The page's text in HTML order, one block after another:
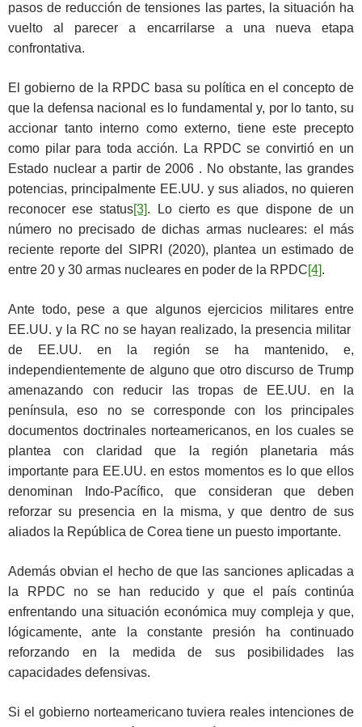
pasos de reducción de tensiones las partes, la situación ha
vuelto al parecer a encarrilarse a una nueva etapa
confrontativa.
El gobierno de la RPDC basa su política en el concepto de
que la defensa nacional es lo fundamental y, por lo tanto, su
accionar tanto interno como externo, tiene este precepto
como pilar para toda acción. La RPDC se convirtió en un
Estado nuclear a partir de 2006 . No obstante, las grandes
potencias, principalmente EE.UU. y sus aliados, no quieren
reconocer ese status[3]. Lo cierto es que dispone de un
número no precisado de dichas armas nucleares: el más
reciente reporte del SIPRI (2020), plantea un estimado de
entre 20 y 30 armas nucleares en poder de la RPDC[4].
Ante todo, pese a que algunos ejercicios militares entre
EE.UU. y la RC no se hayan realizado, la presencia militar
de EE.UU. en la región se ha mantenido, e,
independientemente de alguno que otro discurso de Trump
amenazando con reducir las tropas de EE.UU. en la
península, eso no se corresponde con los principales
documentos doctrinales norteamericanos, en los cuales se
plantea con claridad que la región planetaria más
importante para EE.UU. en estos momentos es lo que ellos
denominan Indo-Pacífico, que consideran que deben
reforzar su presencia en la misma, y que dentro de sus
aliados la República de Corea tiene un puesto importante.
Además obvian el hecho de que las sanciones aplicadas a
la RPDC no se han reducido y que el país continúa
enfrentando una situación económica muy compleja y que,
lógicamente, ante la constante presión ha continuado
reforzando en la medida de sus posibilidades las
capacidades defensivas.
Si el gobierno norteamericano tuviera reales intenciones de